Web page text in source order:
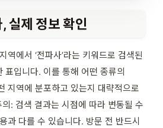
실제 정보 확인
역에서 ‘전파사’라는 키워드로 검색된
표입니다. 이를 통해 어떤 종류의
지역에 분포하고 있는지 대략적으로
: 검색 결과는 시점에 따라 변동될 수
과 다를 수 있습니다. 방문 전 반드시